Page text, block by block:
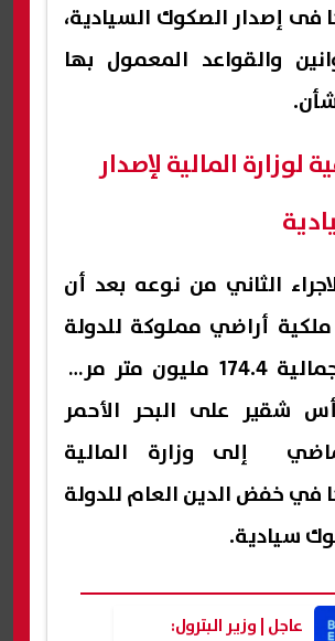
فى إصدار الصكوك السيادية،
والقواعد المعمول بها
لوزارة المالية لإصدار
الثاني من نوعه بعد أن
أراضي مملوكة للدولة
بمساحة إجمالية 174.4 مليون متر مربع
شقير على البحر الأحمر
إلى وزارة المالية
في خفض الدين العام للدولة
سيادية.
عاجل | وزير البترول: